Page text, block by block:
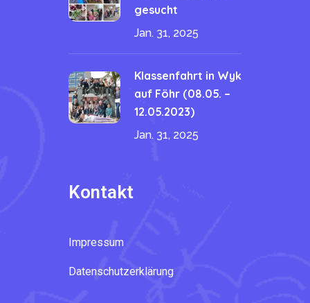
gesucht
Jan. 31, 2025
Klassenfahrt in Wyk
auf Föhr (08.05. –
12.05.2023)
Jan. 31, 2025
Kontakt
Impressum
Datenschutzerklärung